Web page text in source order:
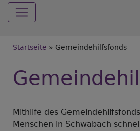
Hauptnavigation
Breadcrumb
Startseite Gemeindehilfsfonds
Mithilfe des
Menschen in Schwabach